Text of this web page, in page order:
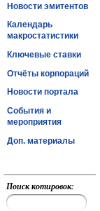
Новости эмитентов
Календарь
макростатистики
Ключевые ставки
Отчёты корпораций
Новости портала
События и
мероприятия
Доп. материалы
Поиск котировок: